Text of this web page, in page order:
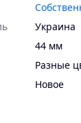
Украина
44 мм
Разные
Новое